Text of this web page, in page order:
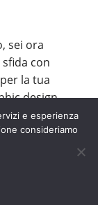
sei ora
con
la tua
design
e
può
matita,
a scrivere
e esperienza
consideriamo